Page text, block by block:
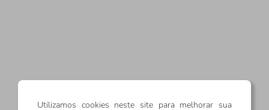
Utilizamos cookies neste site para melhorar sua